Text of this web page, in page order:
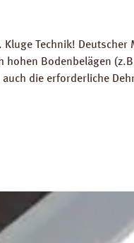
Technik!
Bodenbelägen
die erforderliche